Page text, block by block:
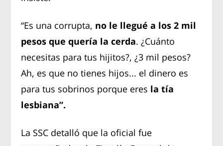
“Es una corrupta, no le llegué a los 2 mil
pesos que quería la cerda. ¿Cuánto
necesitas para tus hijitos?, ¿3 mil pesos?
Ah, es que no tienes hijos... el dinero es
para tus sobrinos porque eres la tía
lesbiana”.
La SSC detalló que la oficial fue